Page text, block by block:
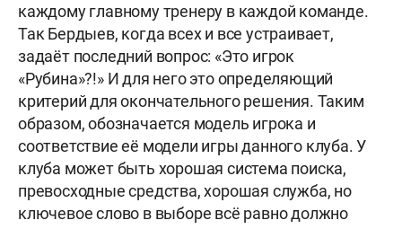
каждому главному тренеру в каждой команде.
Так Бердыев, когда всех и все устраивает,
задаёт последний вопрос: «Это игрок
«Рубина»?!» И для него это определяющий
критерий для окончательного решения. Таким
образом, обозначается модель игрока и
соответствие её модели игры данного клуба. У
клуба может быть хорошая система поиска,
превосходные средства, хорошая служба, но
ключевое слово в выборе всё равно должно